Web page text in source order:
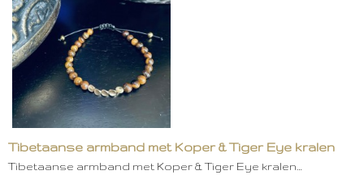
Tibetaanse armband met Koper & Tiger Eye kralen
Tibetaanse armband met Koper & Tiger Eye kralen…